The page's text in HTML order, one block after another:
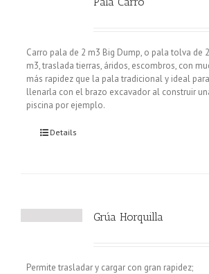
Carro pala de 2 m3 Big Dump, o pala tolva de 2
m3, traslada tierras, áridos, escombros, con
más rapidez que la pala tradicional y ideal para
llenarla con el brazo excavador al construir
piscina por ejemplo.
Details
Grúa Horquilla
Permite trasladar y cargar con gran rapidez;